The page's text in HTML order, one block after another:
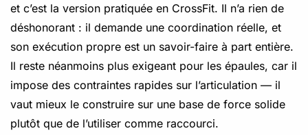
et c’est la version pratiquée en CrossFit. Il n’a rien de
déshonorant : il demande une coordination réelle, et
son exécution propre est un savoir-faire à part entière.
Il reste néanmoins plus exigeant pour les épaules, car il
impose des contraintes rapides sur l’articulation — il
vaut mieux le construire sur une base de force solide
plutôt que de l’utiliser comme raccourci.